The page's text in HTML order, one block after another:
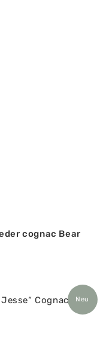
cognac Bear
Neu